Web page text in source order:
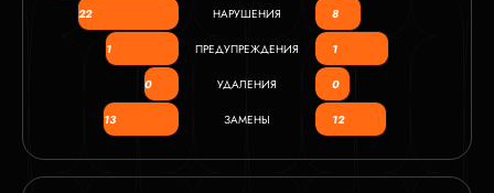
22 НАРУШЕНИЯ 8
1 ПРЕДУПРЕЖДЕНИЯ 1
0 УДАЛЕНИЯ 0
13 ЗАМЕНЫ 12